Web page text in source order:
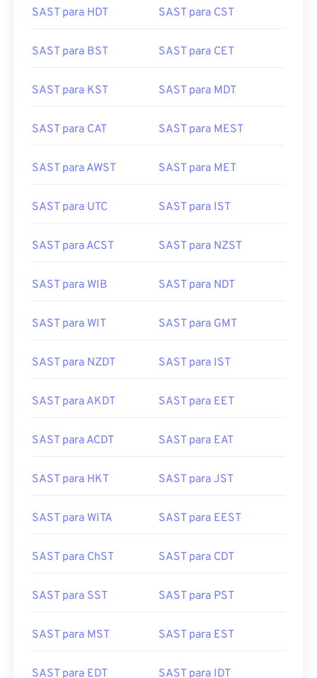
SAST para HDT SAST para CST
SAST para BST SAST para CET
SAST para KST SAST para MDT
SAST para CAT SAST para MEST
SAST para AWST SAST para MET
SAST para UTC SAST para IST
SAST para ACST SAST para NZST
SAST para WIB SAST para NDT
SAST para WIT SAST para GMT
SAST para NZDT SAST para IST
SAST para AKDT SAST para EET
SAST para ACDT SAST para EAT
SAST para HKT SAST para JST
SAST para WITA SAST para EEST
SAST para ChST SAST para CDT
SAST para SST SAST para PST
SAST para MST SAST para EST
SAST para EDT SAST para IDT